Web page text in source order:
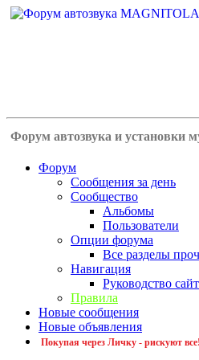
Форум автозвука и установки
Форум
Сообщения за день
Сообщество
Альбомы
Пользователи
Опции форума
Все разделы
Навигация
Руководство
Правила
Новые сообщения
Новые объявления
Покупая через Личку - рискуют все!